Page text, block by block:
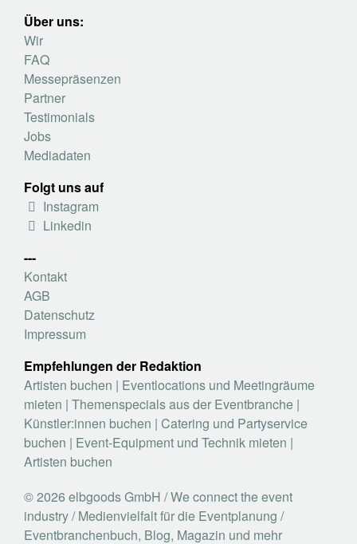
Über uns:
Wir
FAQ
Messepräsenzen
Partner
Testimonials
Jobs
Mediadaten
Folgt uns auf
Instagram
Linkedin
---
Kontakt
AGB
Datenschutz
Impressum
Empfehlungen der Redaktion
Artisten buchen | Eventlocations und Meetingräume
mieten | Themenspecials aus der Eventbranche |
Künstler:innen buchen | Catering und Partyservice
buchen | Event-Equipment und Technik mieten |
Artisten buchen
© 2026 elbgoods GmbH / We connect the event
industry / Medienvielfalt für die Eventplanung /
Eventbranchenbuch, Blog, Magazin und mehr